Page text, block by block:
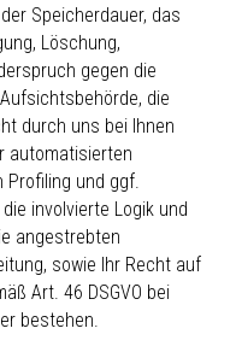
Speicherdauer, das
Löschung,
gegen die
die
durch uns bei Ihnen
automatisierten
Profiling und ggf.
involvierte Logik und
angestrebten
sowie Ihr Recht auf
Art. 46 DSGVO bei
bestehen.